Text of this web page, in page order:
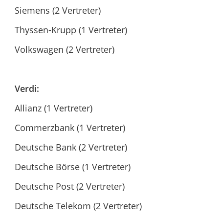
Siemens (2 Vertreter)
Thyssen-Krupp (1 Vertreter)
Volkswagen (2 Vertreter)
Verdi:
Allianz (1 Vertreter)
Commerzbank (1 Vertreter)
Deutsche Bank (2 Vertreter)
Deutsche Börse (1 Vertreter)
Deutsche Post (2 Vertreter)
Deutsche Telekom (2 Vertreter)